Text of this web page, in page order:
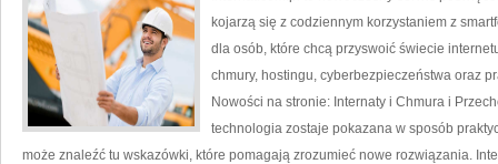
kojarzą się z codziennym korzystaniem z
dla osób, które chcą przyswoić świecie
chmury, hostingu, cyberbezpieczeństwa oraz
Nowości na stronie: Internaty i Chmura i
technologia zostaje pokazana w sposób
może znaleźć tu wskazówki, które pomagają zrozumieć nowe rozwiązania.